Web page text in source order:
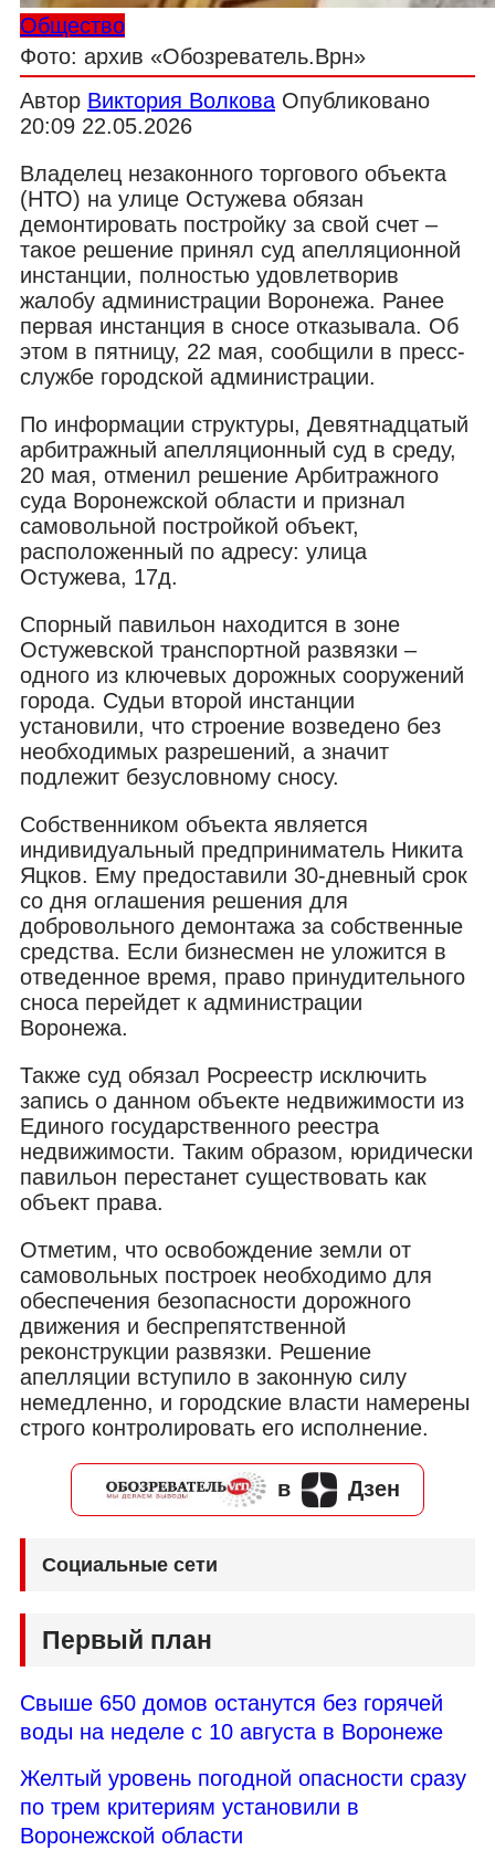
Общество
Фото: архив «Обозреватель.Врн»
Автор Виктория Волкова Опубликовано
20:09 22.05.2026
Владелец незаконного торгового объекта
(НТО) на улице Остужева обязан
демонтировать постройку за свой счет –
такое решение принял суд апелляционной
инстанции, полностью удовлетворив
жалобу администрации Воронежа. Ранее
первая инстанция в сносе отказывала. Об
этом в пятницу, 22 мая, сообщили в пресс-
службе городской администрации.
По информации структуры, Девятнадцатый
арбитражный апелляционный суд в среду,
20 мая, отменил решение Арбитражного
суда Воронежской области и признал
самовольной постройкой объект,
расположенный по адресу: улица
Остужева, 17д.
Спорный павильон находится в зоне
Остужевской транспортной развязки –
одного из ключевых дорожных сооружений
города. Судьи второй инстанции
установили, что строение возведено без
необходимых разрешений, а значит
подлежит безусловному сносу.
Собственником объекта является
индивидуальный предприниматель Никита
Яцков. Ему предоставили 30-дневный срок
со дня оглашения решения для
добровольного демонтажа за собственные
средства. Если бизнесмен не уложится в
отведенное время, право принудительного
сноса перейдет к администрации
Воронежа.
Также суд обязал Росреестр исключить
запись о данном объекте недвижимости из
Единого государственного реестра
недвижимости. Таким образом, юридически
павильон перестанет существовать как
объект права.
Отметим, что освобождение земли от
самовольных построек необходимо для
обеспечения безопасности дорожного
движения и беспрепятственной
реконструкции развязки. Решение
апелляции вступило в законную силу
немедленно, и городские власти намерены
строго контролировать его исполнение.
в Дзен
Социальные сети
Первый план
Свыше 650 домов останутся без горячей
воды на неделе с 10 августа в Воронеже
Желтый уровень погодной опасности сразу
по трем критериям установили в
Воронежской области